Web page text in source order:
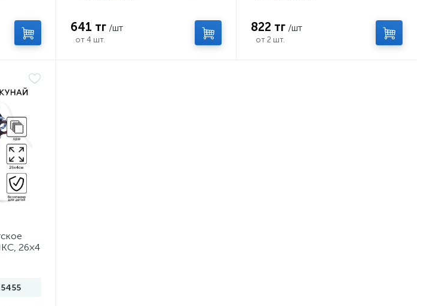
641 тг /шт
от 4 шт.
822 тг /шт
от 2 шт.
26×4